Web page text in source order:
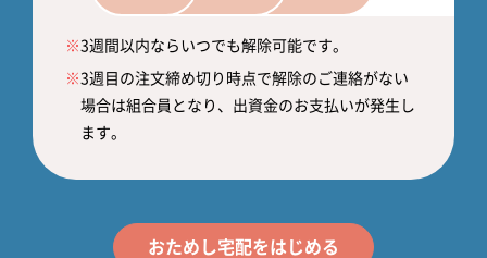
※ 3週間以内ならいつでも解除可能です。
※ 3週目の注文締め切り時点で解除のご連絡がない
場合は組合員となり、出資金のお支払いが発生し
ます。
おためし宅配をはじめる